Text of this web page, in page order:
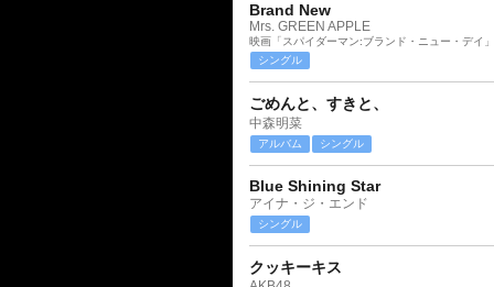
Brand New
Mrs. GREEN APPLE
映画「スパイダーマン:ブランド・ニュー・デイ
シングル
ごめんと、すきと、
中森明菜
アルバム シングル
Blue Shining Star
アイナ・ジ・エンド
シングル
クッキーキス